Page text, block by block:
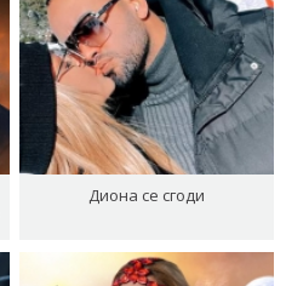
Диона се сгоди